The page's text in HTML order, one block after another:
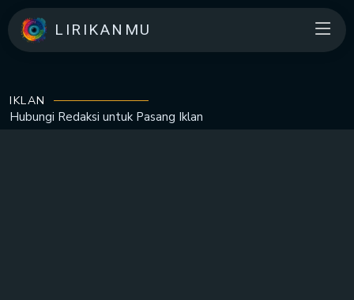
LIRIKANMU
IKLAN
Hubungi Redaksi untuk Pasang Iklan